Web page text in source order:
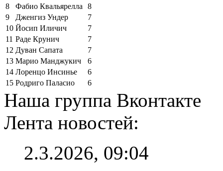
8
Фабио Квальярелла
8
9
Дженгиз Ундер
7
10 Йосип Иличич
7
11 Раде Крунич
7
12 Дуван Сапата
7
13 Марио Манджукич
6
14 Лоренцо Инсинье
6
15 Родриго Паласио 6
Наша группа Вконтакте
Лента новостей:
2.3.2026, 09:04